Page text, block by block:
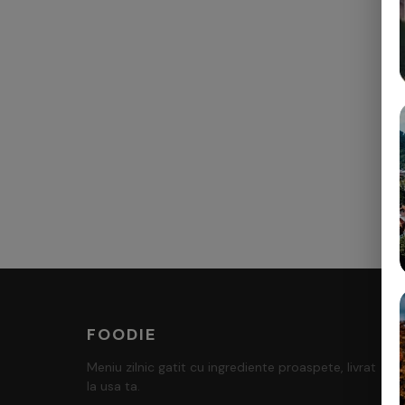
FOODIE
Meniu zilnic gatit cu ingrediente proaspete, livrat
la usa ta.